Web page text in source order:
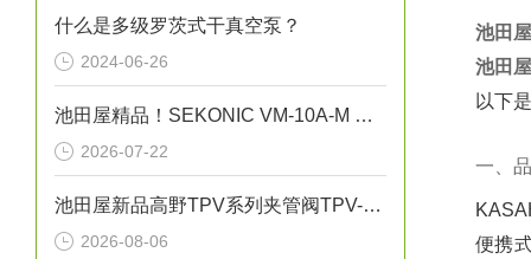
什么是多级罗茨式干真空泵？
2024-06-26
池田屋精品！SEKONIC VM-10A-M 振动式粘度计
2026-07-22
池田屋新品高野TPV系列夹管阀TPV-N040正式发布
2026-08-06
池田
池田
以下
一、
便携